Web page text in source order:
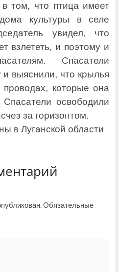
том, что птица имеет
культуры в селе
увидел, что
взлететь, и поэтому и
Спасатели
выяснили, что крылья
проводах, которые она
освободили
за горизонтом.
в Луганской области
Обязательные